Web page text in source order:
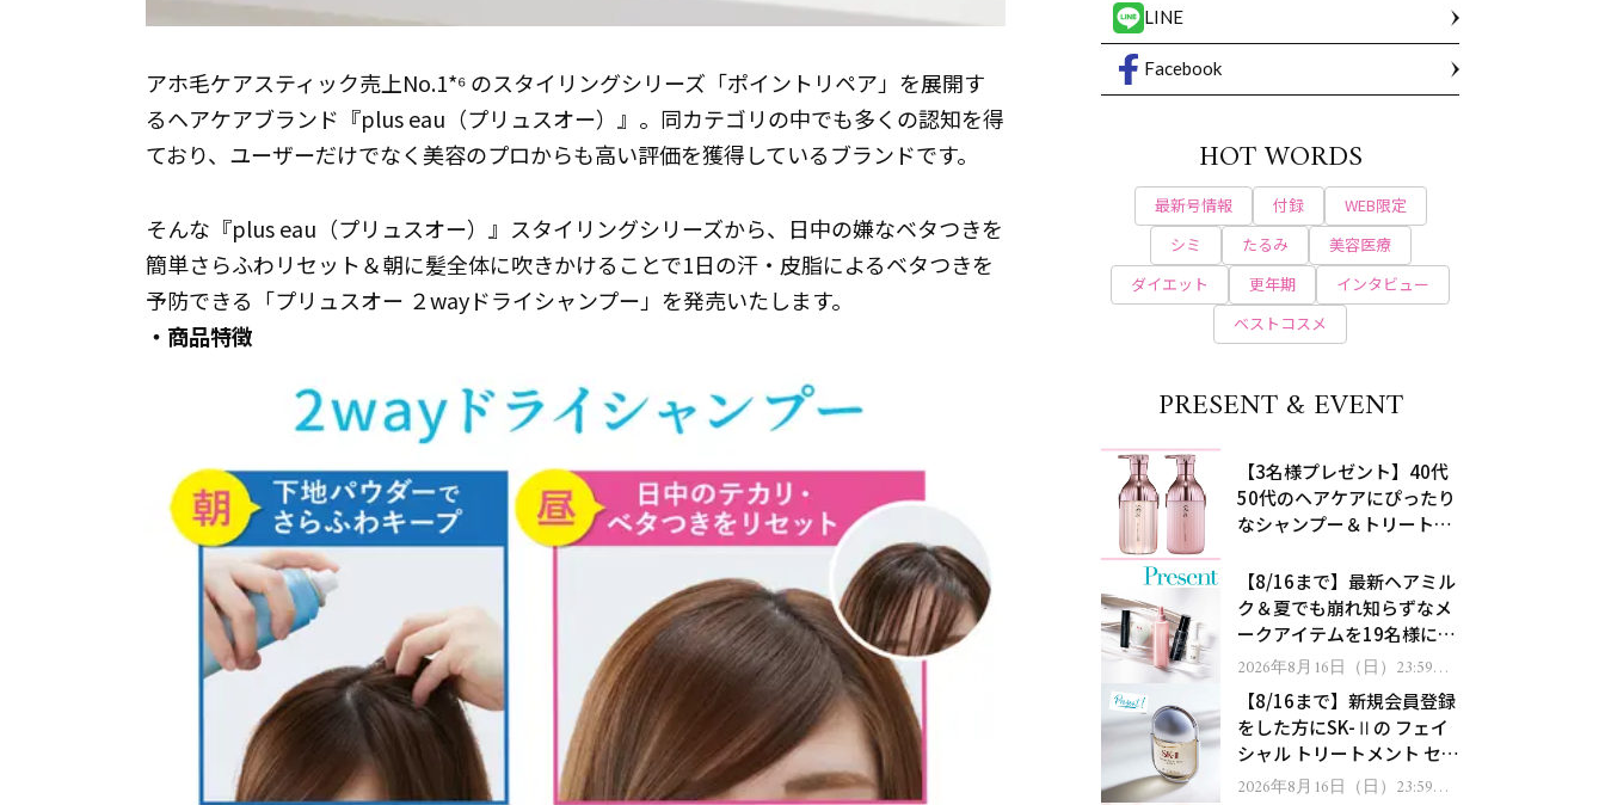
アホ毛ケアスティック売上No.1*⁶ のスタイリングシリーズ「ポイントリペア」を展開す
るヘアケアブランド『plus eau（プリュスオー）』。同カテゴリの中でも多くの認知を得
ており、ユーザーだけでなく美容のプロからも高い評価を獲得しているブランドです。
そんな『plus eau（プリュスオー）』スタイリングシリーズから、日中の嫌なベタつきを
簡単さらふわリセット＆朝に髪全体に吹きかけることで1日の汗・皮脂によるベタつきを
予防できる「プリュスオー ２wayドライシャンプー」を発売いたします。
・商品特徴
LINE
Facebook
HOT WORDS
最新号情報 付録
WEB限定
シミ
たるみ
美容医療
ダイエット
更年期
インタビュー
ベストコスメ
PRESENT & EVENT
【3名様プレゼント】40代
50代のヘアケアにぴったり
なシャンプー＆トリートメ
処！
【8/16まで】最新ヘアミル
ク＆夏でも崩れ知らずなメ
ークアイテムを19名様にプ
レゼント！
2026年8月16日（日）23:59ま
で【8/16まで】新規会員登録
をした方にSK-Ⅱの フェイ
シャル トリートメント セラ
ムをプレゼント！
2026年8月16日（日）23:59ま